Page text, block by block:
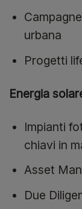
urbana
Progetti
Energia
Impianti
chiavi in
Asset
Due